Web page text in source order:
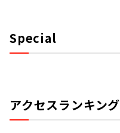
Special
アクセスランキング